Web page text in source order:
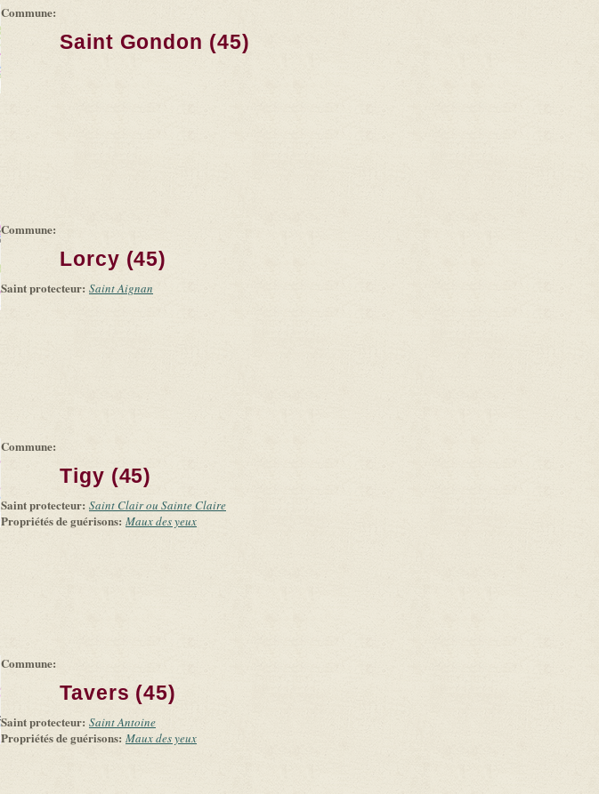
Commune:
Saint Gondon (45)
Commune:
Lorcy (45)
Saint protecteur: Saint Aignan
Commune:
Tigy (45)
Saint protecteur: Saint Clair ou Sainte Claire
Propriétés de guérisons: Maux des yeux
Commune:
Tavers (45)
Saint protecteur: Saint Antoine
Propriétés de guérisons: Maux des yeux